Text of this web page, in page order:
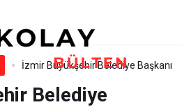
İzmir Büyükşehir Belediye Başkanı
Belediye
spor keyfi kapalı
Paylaş